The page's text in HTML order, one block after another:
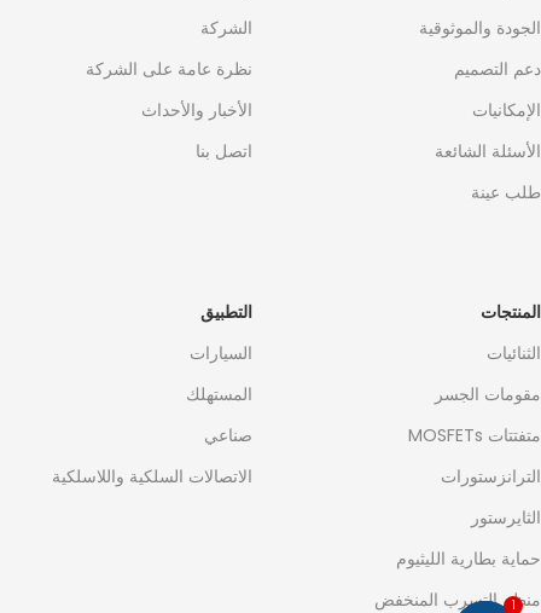
الشركة
نظرة عامة على الشركة
الأخبار والأحداث
اتصل بنا
الجودة والموثوقية
دعم التصميم
الإمكانيات
الأسئلة الشائعة
طلب عينة
التطبيق
السيارات
المستهلك
صناعي
الاتصالات السلكية واللاسلكية
المنتجات
الثنائيات
مقومات الجسر
متفتتات MOSFETs
الترانزستورات
الثايرستور
حماية بطارية الليثيوم
منظم التسرب المنخفض
1